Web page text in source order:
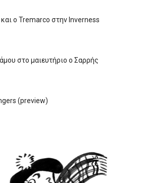
ο Tremarco στην Inverness
στο μαιευτήριο ο Σαρρής
(preview)